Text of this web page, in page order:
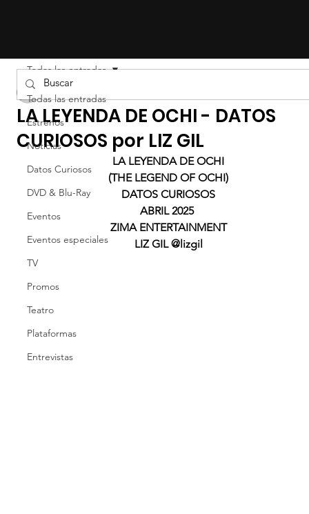
Todas las entradas
Estrenos
Noticias
Datos Curiosos
DVD & Blu-Ray
Eventos
Eventos especiales
TV
Promos
Teatro
Plataformas
Entrevistas
Todas las entradas
LA LEYENDA DE OCHI - DATOS
CURIOSOS por LIZ GIL
LA LEYENDA DE OCHI
(THE LEGEND OF OCHI)
DATOS CURIOSOS
ABRIL 2025
ZIMA ENTERTAINMENT
LIZ GIL @lizgil